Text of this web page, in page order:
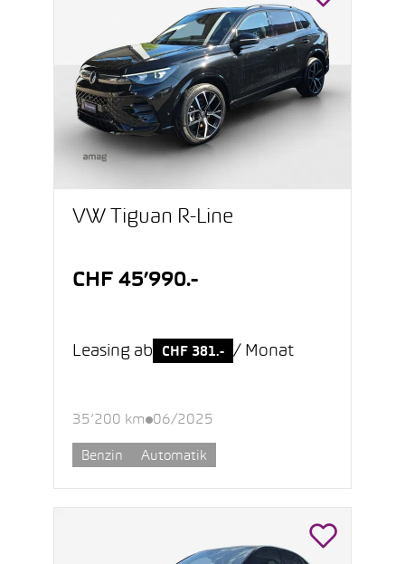
VW Tiguan R-Line
CHF 45’990.-
Leasing ab CHF 381.- / Monat
35’200 km 06/2025
Benzin Automatik